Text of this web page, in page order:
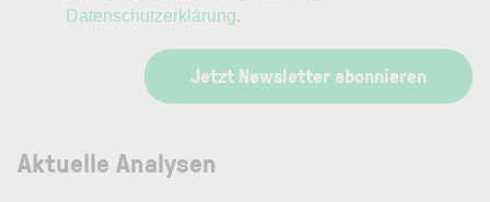
Datenschutzerklärung.
Jetzt Newsletter abonnieren
Aktuelle Analysen